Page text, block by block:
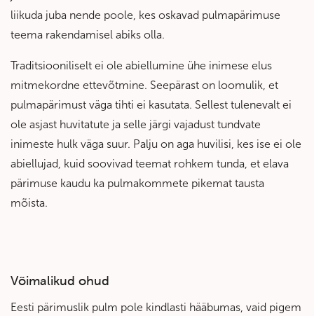
liikuda juba nende poole, kes oskavad pulmapärimuse
teema rakendamisel abiks olla.
Traditsiooniliselt ei ole abiellumine ühe inimese elus
mitmekordne ettevõtmine. Seepärast on loomulik, et
pulmapärimust väga tihti ei kasutata. Sellest tulenevalt ei
ole asjast huvitatute ja selle järgi vajadust tundvate
inimeste hulk väga suur. Palju on aga huvilisi, kes ise ei ole
abiellujad, kuid soovivad teemat rohkem tunda, et elava
pärimuse kaudu ka pulmakommete pikemat tausta
mõista.
Võimalikud ohud
Eesti pärimuslik pulm pole kindlasti hääbumas, vaid pigem